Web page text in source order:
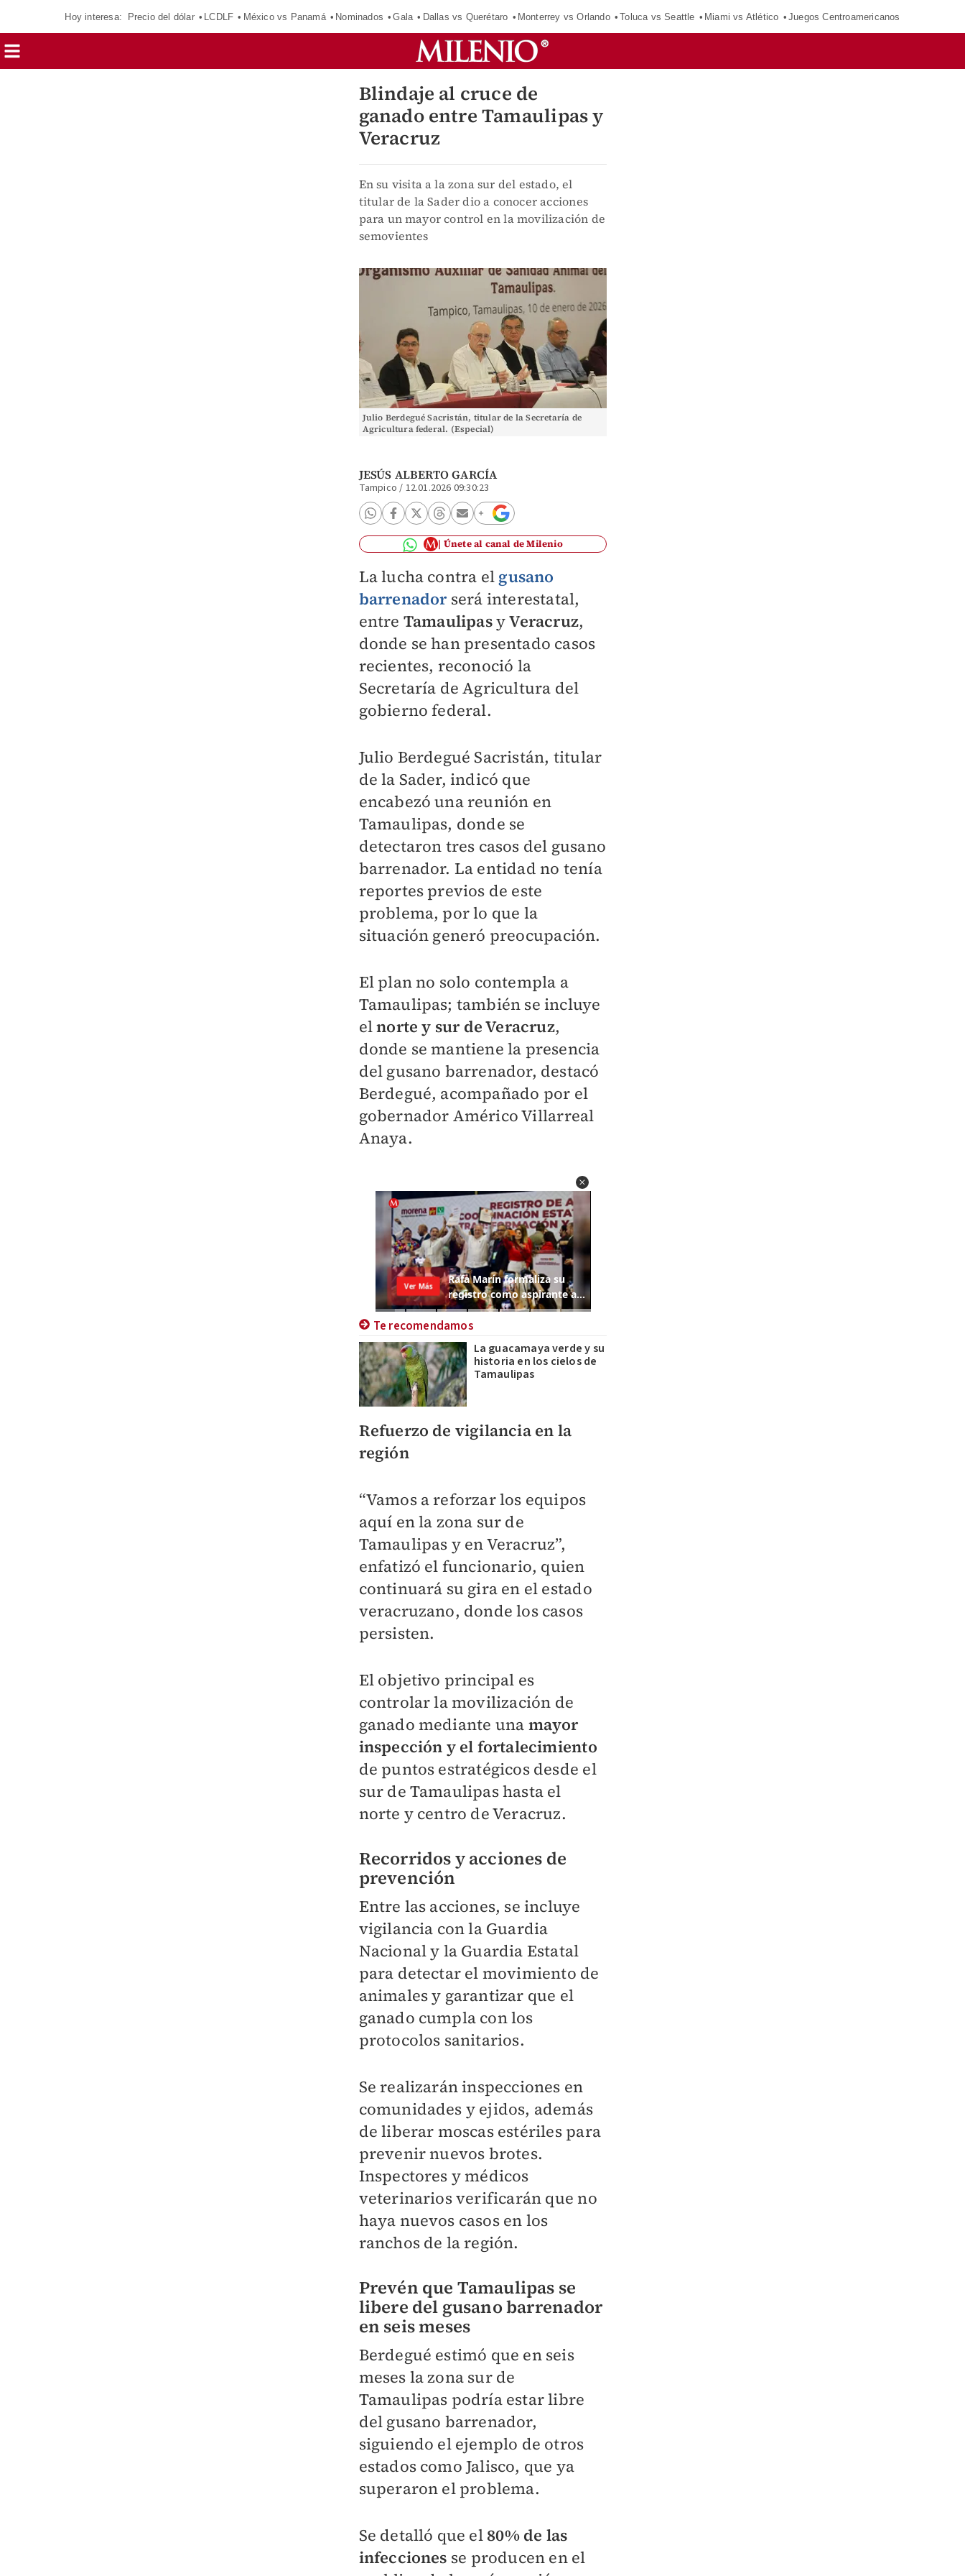
Hoy interesa: Precio del dólar LCDLF México vs Panamá Nominados Gala Dallas vs Querétaro Monterrey vs Orlando Toluca vs Seattle Miami vs Atlético Juegos Centroamericanos
Blindaje al cruce de
ganado entre Tamaulipas y
Veracruz
En su visita a la zona sur del estado, el
titular de la Sader dio a conocer acciones
para un mayor control en la movilización de
semovientes
Julio Berdegué Sacristán, titular de la Secretaría de
Agricultura federal. (Especial)
JESÚS ALBERTO GARCÍA
Tampico / 12.01.2026 09:30:23
Únete al canal de Milenio
La lucha contra el gusano
barrenador será interestatal,
entre TamaulipasyVeracruz,
donde se han presentado casos
recientes, reconoció la
Secretaría de Agricultura del
gobierno federal.
Julio Berdegué Sacristán, titular
de la Sader, indicó que
encabezó una reunión en
Tamaulipas, donde se
detectaron tres casos del gusano
barrenador. La entidad no tenía
reportes previos de este
problema, por lo que la
situación generó preocupación.
El plan no solo contempla a
Tamaulipas; también se incluye
elnorte y sur de Veracruz,
donde se mantiene la presencia
del gusano barrenador, destacó
Berdegué, acompañado por el
gobernador Américo Villarreal
Anaya.
Te recomendamos
La guacamaya verde y su
historia en los cielos de
Tamaulipas
Refuerzo de vigilancia en la
región
“Vamos a reforzar los equipos
aquí en la zona sur de
Tamaulipas y en Veracruz”,
enfatizó el funcionario, quien
continuará su gira en el estado
veracruzano, donde los casos
persisten.
El objetivo principal es
controlar la movilización de
ganado mediante una mayor
inspección y el fortalecimiento
de puntos estratégicos desde el
sur de Tamaulipas hasta el
norte y centro de Veracruz.
Recorridos y acciones de
prevención
Entre las acciones, se incluye
vigilancia con la Guardia
Nacional y la Guardia Estatal
para detectar el movimiento de
animales y garantizar que el
ganado cumpla con los
protocolos sanitarios.
Se realizarán inspecciones en
comunidades y ejidos, además
de liberar moscas estériles para
prevenir nuevos brotes.
Inspectores y médicos
veterinarios verificarán que no
haya nuevos casos en los
ranchos de la región.
Prevén que Tamaulipas se
libere del gusano barrenador
en seis meses
Berdegué estimó que en seis
meses la zona sur de
Tamaulipas podría estar libre
del gusano barrenador,
siguiendo el ejemplo de otros
estados como Jalisco, que ya
superaron el problema.
Se detalló que el80% de las
infecciones se producen en el